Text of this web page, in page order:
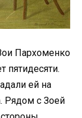
Пархоменко
ей на
Рядом с Зоей